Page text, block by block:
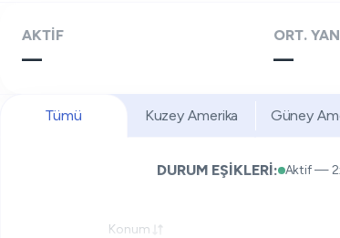
AKTİF
—
ORT.
—
Tümü Kuzey Amerika Güney
DURUM EŞİKLERİ: Aktif —
Konum